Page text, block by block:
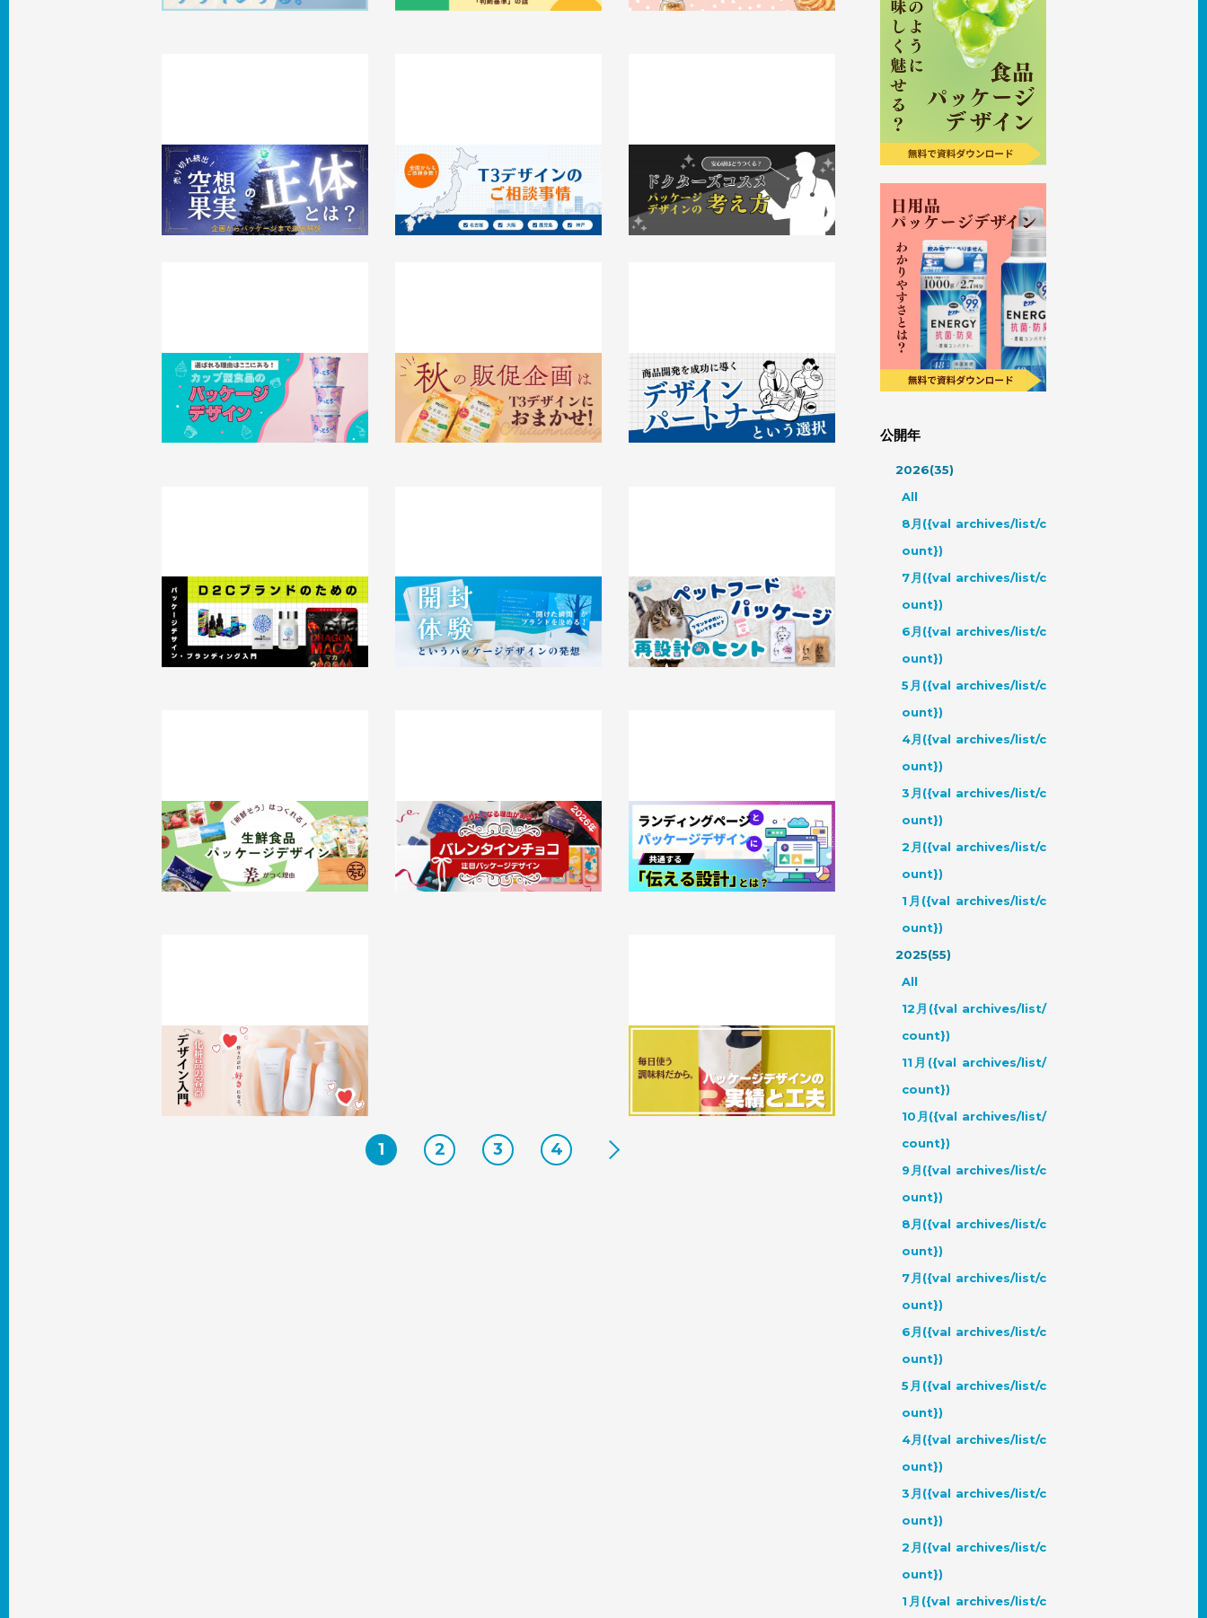
売り切れ続出『空想果実』の正体とは？
企画からパッケージまで徹底解説
2026.04.16 事例
大阪・名古屋など全国からもご依頼多
数！T3デザインのご相談事情
2026.04.08
事例
安心感はどうつくる？ドクターズコス
メ パッケージデザインの考え方
2026.03.31 知識 / ノウハウ
選ばれる理由はここにある。カップ型
食品のパッケージデザインのポイント
2026.03.26 事例
秋の販促企画はT3デザインにおまか
せ！〜トレンド予想とお役立ち資料を
ご紹介
2026.03.24 事例
商品開発を成功に導く「デザインパー
トナー」という選択
2026.03.12
事例
D2Cブランドのためのパッケージデ
ザイン・ブランディング入門
2026.03.05 事例
“開けた瞬間”がブランドを決める！ 開
封体験というパッケージデザインの発
2026.02.26 事例
ブランドの想い、届いてますか？ペッ
トフードパッケージ再設計のヒント
2026.02.26 事例
生鮮食品パッケージデザインで差がつ
く理由 ––––「新鮮そう」はつくれる！
2026.02.24 事例
贈りたくなる理由がある。2026年バ
レンタインチョコの注目パッケージデ
2026.02.10
事例
ランディングページとパッケージデザ
インに共通する「伝える設計」とは？
2026.02.03 事例
使うたびに好きになる。化粧品の容器
デザイン入門
2026.01.29
事例
毎日使う調味料だから。パッケージデ
ザインの工夫と実績
2026.01.28 事例
1 2 3 4
公開年
2026(35)
All
8月({val archives/list/c
ount})
7月({val archives/list/c
ount})
6月({val archives/list/c
ount})
5月({val archives/list/c
ount})
4月({val archives/list/c
ount})
3月({val archives/list/c
ount})
2月({val archives/list/c
ount})
1月({val archives/list/c
ount})
2025(55)
All
12月({val archives/list/
count})
11月({val archives/list/
count})
10月({val archives/list/
count})
9月({val archives/list/c
ount})
8月({val archives/list/c
ount})
7月({val archives/list/c
ount})
6月({val archives/list/c
ount})
5月({val archives/list/c
ount})
4月({val archives/list/c
ount})
3月({val archives/list/c
ount})
2月({val archives/list/c
ount})
1月({val archives/list/c